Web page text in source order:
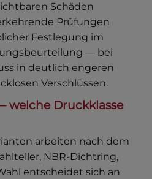
Schäden
Prüfungen
Festlegung im
— bei
in deutlich engeren
Verschlüssen.
welche Druckklasse
arbeiten nach dem
NBR-Dichtring,
entscheidet sich an